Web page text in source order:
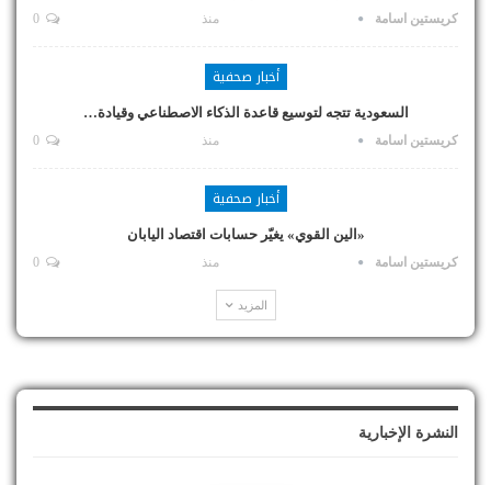
كريستين اسامة منذ
أخبار صحفية
السعودية تتجه لتوسيع قاعدة الذكاء الاصطناعي وقيادة…
كريستين اسامة منذ
أخبار صحفية
«الين القوي» يغيّر حسابات اقتصاد اليابان
كريستين اسامة منذ
المزيد
النشرة الإخبارية